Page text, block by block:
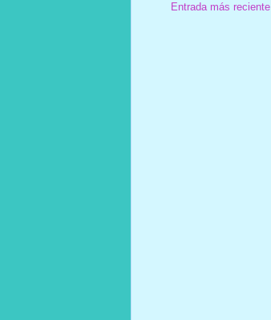
Entrada más reciente